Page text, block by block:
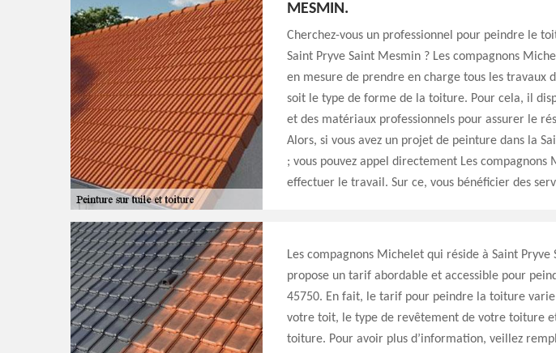
MESMIN.
Cherchez-vous un professionnel pour peindre le
Saint Pryve Saint Mesmin ? Les compagnons
en mesure de prendre en charge tous les travaux
soit le type de forme de la toiture. Pour cela, il
et des matériaux professionnels pour assurer le
Alors, si vous avez un projet de peinture dans la
; vous pouvez appel directement Les compagnons
effectuer le travail. Sur ce, vous bénéficier des
Les compagnons Michelet qui réside à Saint Pryve
propose un tarif abordable et accessible pour
45750. En fait, le tarif pour peindre la toiture
votre toit, le type de revêtement de votre toiture
toiture. Pour avoir plus d’information, veillez